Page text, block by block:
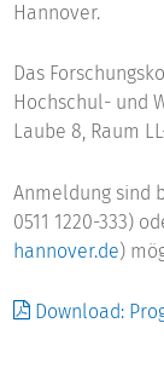
Hannover.
Das
Hochschul- und
Laube 8, Raum
Anmeldung sind
0511 1220-333)
hannover.de)
Download: